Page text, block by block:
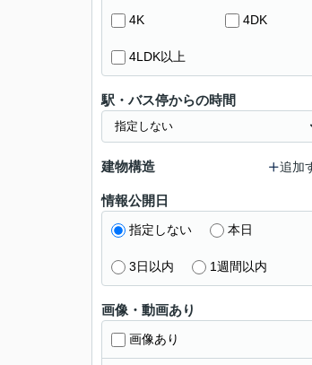
4K 4DK
4LDK以上
駅・バス停からの時間
建物構造 追加
情報公開日
指定しない 本日
3日以内 1週間以内
画像・動画あり
画像あり